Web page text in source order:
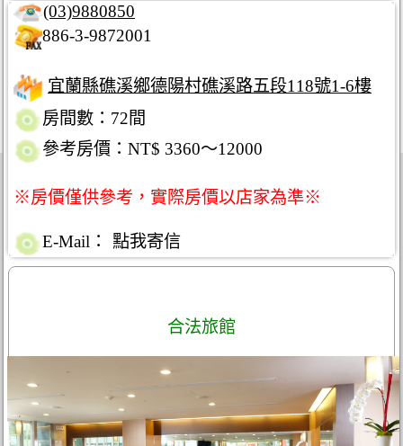
(03)9880850
886-3-9872001
宜蘭縣礁溪鄉德陽村礁溪路五段118號1-6樓
房間數：72間
參考房價：NT$ 3360～12000
※房價僅供參考，實際房價以店家為準※
E-Mail： 點我寄信
合法旅館